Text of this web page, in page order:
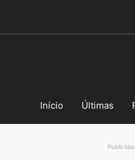
Início Últimas